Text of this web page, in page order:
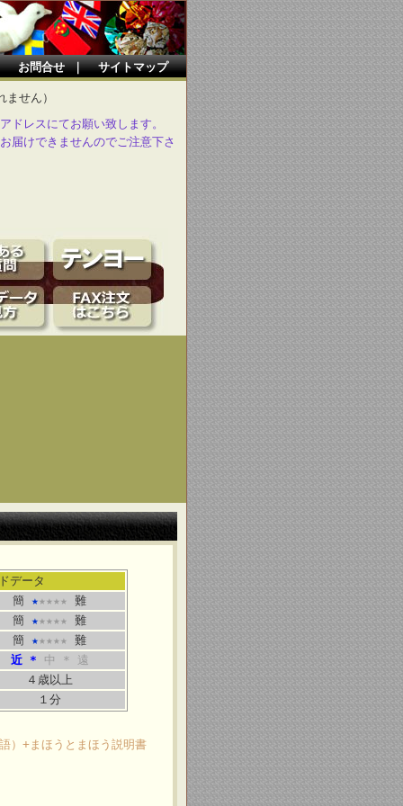
お問合せ｜ サイトマップ
せん）
ドレスにてお願い致します。
届けできませんのでご注意下さ
データ
簡 ★★★★★
難
簡 ★★★★★
難
簡 ★★★★★
難
近 *
中 * 遠
４歳以上
１分
）+まほうとまほう説明書